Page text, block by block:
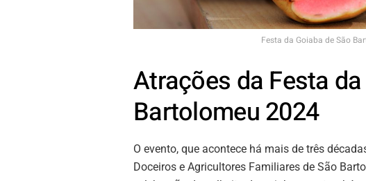
Festa da Goiaba de São
Atrações da Festa
Bartolomeu 2024
O evento, que acontece há mais de três
Doceiros e Agricultores Familiares de São